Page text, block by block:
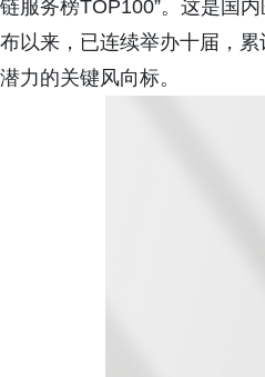
链服务榜TOP100”。这是国
布以来，已连续举办十届，
潜力的关键风向标。